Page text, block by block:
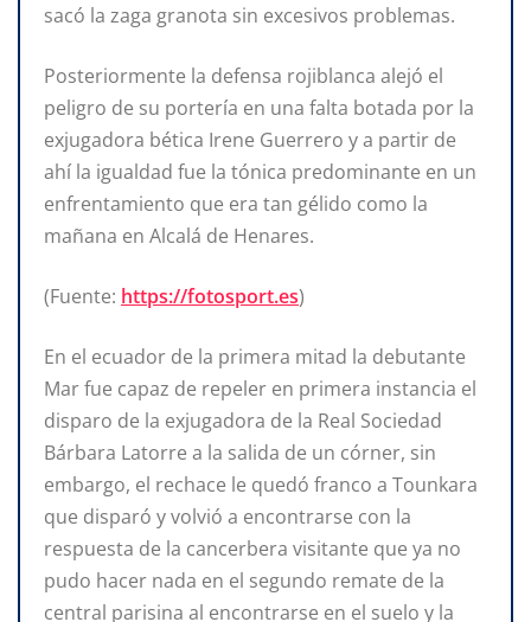
sacó la zaga granota sin excesivos problemas.
Posteriormente la defensa rojiblanca alejó el
peligro de su portería en una falta botada por la
exjugadora bética Irene Guerrero y a partir de
ahí la igualdad fue la tónica predominante en un
enfrentamiento que era tan gélido como la
mañana en Alcalá de Henares.
(Fuente: https://fotosport.es)
En el ecuador de la primera mitad la debutante
Mar fue capaz de repeler en primera instancia el
disparo de la exjugadora de la Real Sociedad
Bárbara Latorre a la salida de un córner, sin
embargo, el rechace le quedó franco a Tounkara
que disparó y volvió a encontrarse con la
respuesta de la cancerbera visitante que ya no
pudo hacer nada en el segundo remate de la
central parisina al encontrarse en el suelo y la